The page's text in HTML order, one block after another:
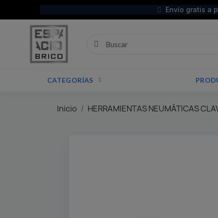
Envío gratis a
CATEGORÍAS
Inicio HERRAMIENTAS NEUMÁTICAS